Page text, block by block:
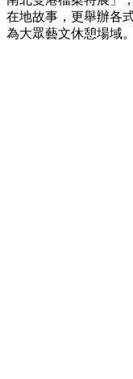
在地故事，更舉辦各
為大眾藝文休憩場域。